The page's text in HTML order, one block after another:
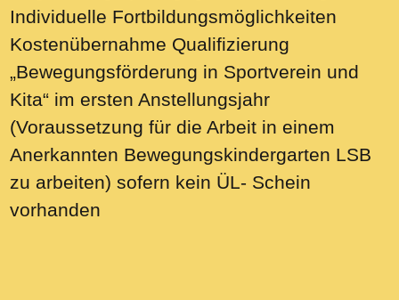
Individuelle Fortbildungsmöglichkeiten
Kostenübernahme Qualifizierung
„Bewegungsförderung in Sportverein und
Kita“ im ersten Anstellungsjahr
(Voraussetzung für die Arbeit in einem
Anerkannten Bewegungskindergarten LSB
zu arbeiten) sofern kein ÜL- Schein
vorhanden